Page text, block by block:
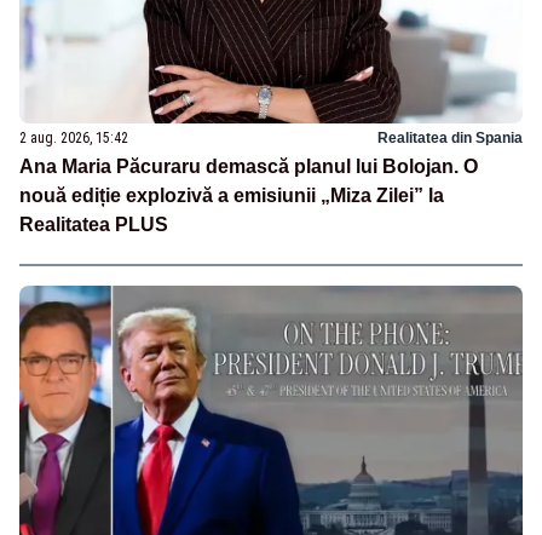
2 aug. 2026, 15:42 Realitatea din Spania
Ana Maria Păcuraru demască planul lui Bolojan. O
nouă ediție explozivă a emisiunii „Miza Zilei” la
Realitatea PLUS